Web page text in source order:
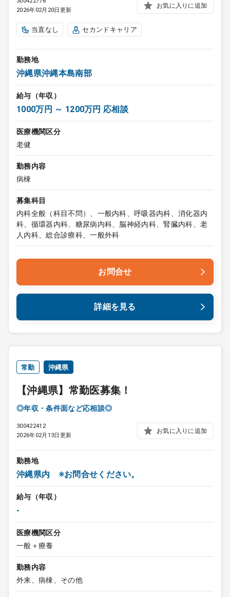
2026年02月20日更新
お気に入りに追加
当直なし セカンドキャリア
勤務地
沖縄県沖縄本島南部
給与（年収）
1000万円 ～ 1200万円 応相談
医療機関区分
老健
勤務内容
病棟
募集科目
内科全般（科目不問）、一般内科、呼吸器内科、消化器内
科、循環器内科、糖尿病内科、脳神経内科、腎臓内科、老
人内科、総合診療科、一般外科
お問合せ
詳細を見る
常勤 沖縄県
【沖縄県】常勤医募集！
◎年収・条件面など応相談◎
300422412
2026年02月13日更新
お気に入りに追加
勤務地
沖縄県内 ※お問合せください。
給与（年収）
-
医療機関区分
一般＋療養
勤務内容
外来、病棟、その他